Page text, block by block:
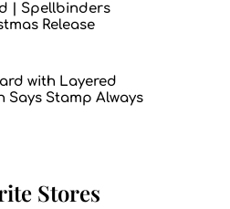
| Spellbinders
Release
with Layered
Says Stamp Always
Stores